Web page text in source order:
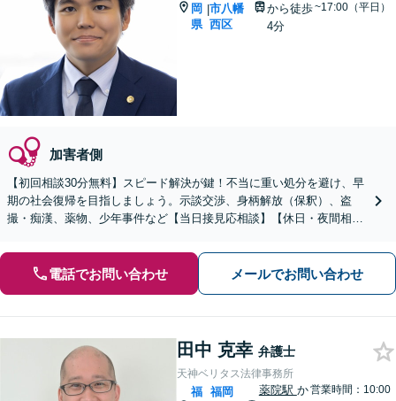
岡
県
|市八幡
西区
から徒歩
4分
~17:00（平日）
加害者側
【初回相談30分無料】スピード解決が鍵！不当に重い処分を避け、早
期の社会復帰を目指しましょう。示談交渉、身柄解放（保釈）、盗
撮・痴漢、薬物、少年事件など【当日接見応相談】【休日・夜間相談
電話でお問い合わせ メールでお問い合わせ
田中 克幸 弁護士
天神ベリタス法律事務所
福
福岡
薬院駅 か営業時間：10:00